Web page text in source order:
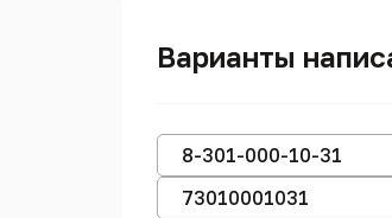
Варианты
8-301-000-10-31
73010001031